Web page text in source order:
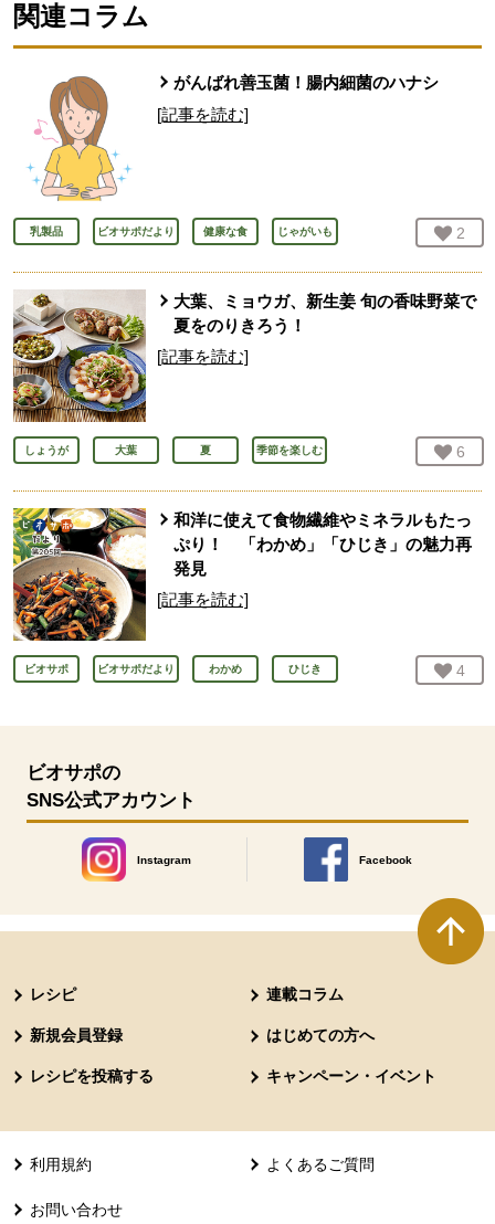
関連コラム
がんばれ善玉菌！腸内細菌のハナシ
[記事を読む]
乳製品 ビオサポだより 健康な食 じゃがいも お気
2
大葉、ミョウガ、新生姜 旬の香味野菜で
夏をのりきろう！
[記事を読む]
しょうが 大葉 夏 季節を楽しむ お気
6
和洋に使えて食物繊維やミネラルもたっ
ぷり！ 「わかめ」「ひじき」の魅力再
発見
[記事を読む]
ビオサポ ビオサポだより わかめ ひじき お気
4
ビオサポの
SNS公式アカウント
Instagram
別のウィンドウで開きます。
Facebook
別のウィンドウで開きます
レシピ 連載コラム
新規会員登録 はじめての方へ
レシピを投稿する キャンペーン・イベント
利用規約 よくあるご質問
お問い合わせ